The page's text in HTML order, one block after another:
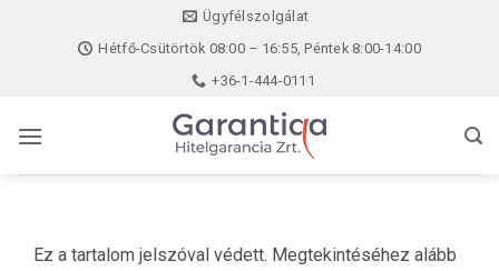
Ügyfélszolgálat
Hétfő-Csütörtök 08:00 – 16:55, Péntek 8:00-14:00
+36-1-444-0111
Ez a tartalom jelszóval védett. Megtekintéséhez alább